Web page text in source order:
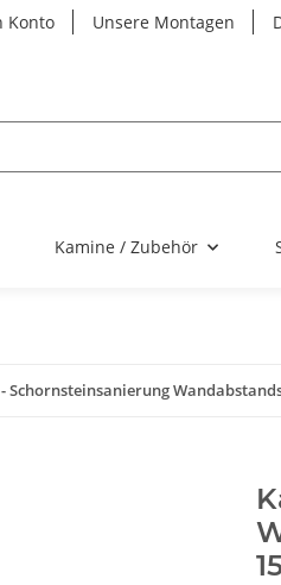
Konto Unsere Montagen
Kamine / Zubehör
Schornsteinsanierung